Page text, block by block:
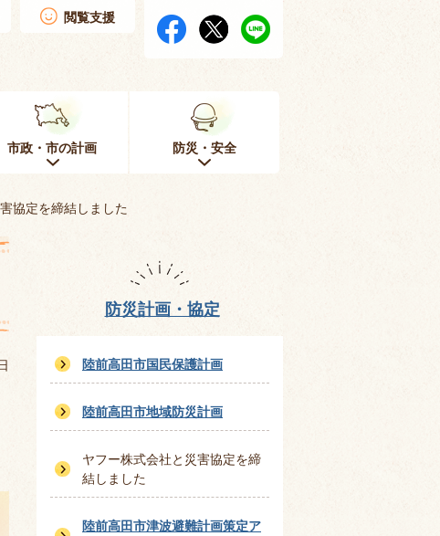
閲覧支援
市政・市の計画 防災・安全
協定を締結しました
防災計画・協定
陸前高田市国民保護計画
陸前高田市地域防災計画
ヤフー株式会社と災害協定を締
結しました
陸前高田市津波避難計画策定ア